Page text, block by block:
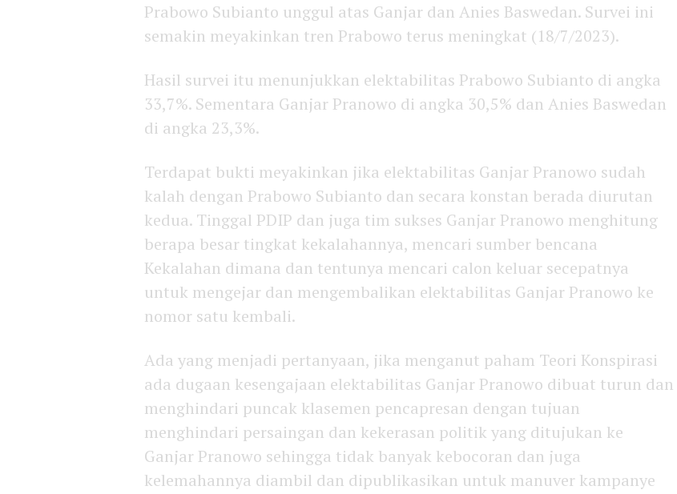
Prabowo Subianto unggul atas Ganjar dan Anies Baswedan. Survei ini
semakin meyakinkan tren Prabowo terus meningkat (18/7/2023).
Hasil survei itu menunjukkan elektabilitas Prabowo Subianto di angka
33,7%. Sementara Ganjar Pranowo di angka 30,5% dan Anies Baswedan
di angka 23,3%.
Terdapat bukti meyakinkan jika elektabilitas Ganjar Pranowo sudah
kalah dengan Prabowo Subianto dan secara konstan berada diurutan
kedua. Tinggal PDIP dan juga tim sukses Ganjar Pranowo menghitung
berapa besar tingkat kekalahannya, mencari sumber bencana
Kekalahan dimana dan tentunya mencari calon keluar secepatnya
untuk mengejar dan mengembalikan elektabilitas Ganjar Pranowo ke
nomor satu kembali.
Ada yang menjadi pertanyaan, jika menganut paham Teori Konspirasi
ada dugaan kesengajaan elektabilitas Ganjar Pranowo dibuat turun dan
menghindari puncak klasemen pencapresan dengan tujuan
menghindari persaingan dan kekerasan politik yang ditujukan ke
Ganjar Pranowo sehingga tidak banyak kebocoran dan juga
kelemahannya diambil dan dipublikasikan untuk manuver kampanye